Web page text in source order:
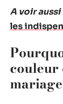
A voir aussi
les
couleur
mariage